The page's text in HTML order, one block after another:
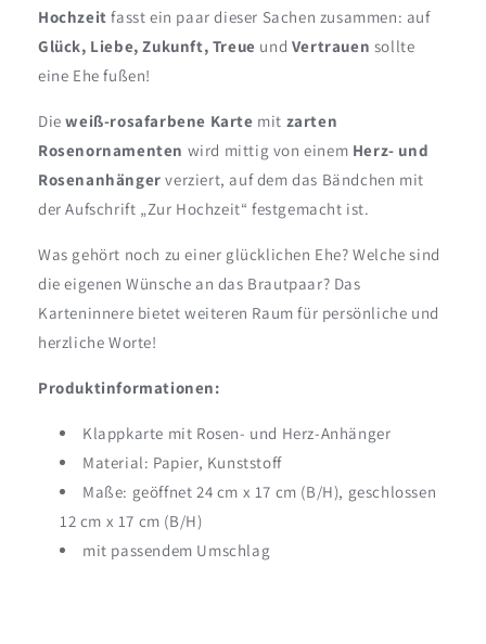
Hochzeit fasst ein paar dieser Sachen zusammen: auf
Glück, Liebe, Zukunft, Treue und Vertrauen sollte
eine Ehe fußen!
Dieweiß-rosafarbene Karte mit zarten
Rosenornamenten wird mittig von einem Herz- und
Rosenanhänger verziert, auf dem das Bändchen mit
der Aufschrift „Zur Hochzeit“ festgemacht ist.
Was gehört noch zu einer glücklichen Ehe? Welche sind
die eigenen Wünsche an das Brautpaar? Das
Karteninnere bietet weiteren Raum für persönliche und
herzliche Worte!
Produktinformationen:
Klappkarte mit Rosen- und Herz-Anhänger
Material: Papier, Kunststoff
Maße: geöffnet 24 cm x 17 cm (B/H), geschlossen
12 cm x 17 cm (B/H)
mit passendem Umschlag